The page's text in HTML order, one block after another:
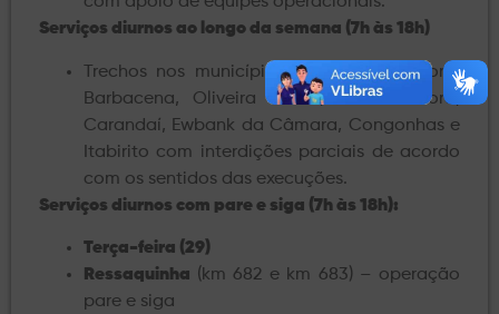
Serviços diurnos ao longo da semana (7h às 18h)
Trechos nos municípios de Santos Dumont,
Barbacena, Oliveira Fortes, Juiz de Fora,
Carandaí, Ewbank da Câmara, Congonhas e
Itabirito com interdições parciais de acordo
com os sentidos das execuções.
Serviços diurnos com pare e siga (7h às 18h):
Terça-feira (29)
Ressaquinha (km 682 e km 683) – operação
pare e siga